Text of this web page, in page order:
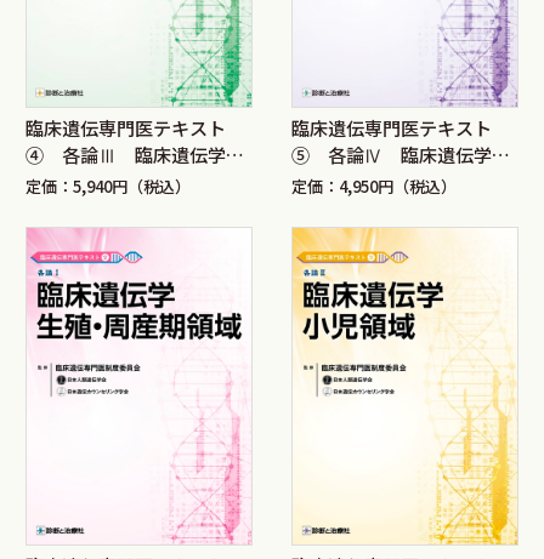
臨床遺伝専門医テキスト
④ 各論Ⅲ 臨床遺伝学成
人領域
定価：5,940円（税込）
臨床遺伝専門医テキスト
⑤ 各論Ⅳ 臨床遺伝学腫
瘍領域
定価：4,950円（税込）